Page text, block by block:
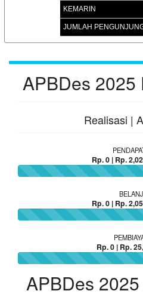
KEMARIN
JUMLAH
APBDes 2025
Realisasi |
Rp. 0 | Rp.
Rp. 0 | Rp.
Rp. 0 | Rp.
APBDes